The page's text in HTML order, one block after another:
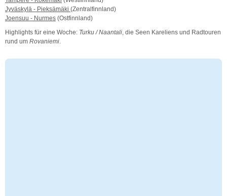
Jyväskylä - Pieksämäki (Zentralfinnland)
Joensuu - Nurmes (Ostfinnland)
Highlights für eine Woche: Turku / Naantali, die Seen Kareliens und Radtouren
rund um Rovaniemi.